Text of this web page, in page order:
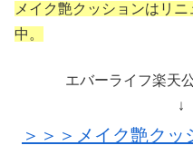
メイク艶クッションはリ
中。
エバーライフ楽天
＞＞＞メイク艶ク